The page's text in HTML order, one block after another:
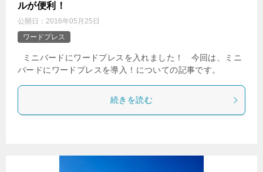
ルが便利！
公開日： 2016年05月25日
ワードプレス
ミニバードにワードプレスを入れました！ 今回は、ミニ
バードにワードプレスを導入！についての記事です。
続きを読む